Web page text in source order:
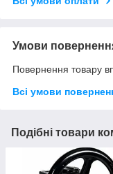
Умови
Повернення товару
Всі умови
Подібні товари